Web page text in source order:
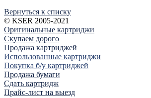
Вернуться к списку
© KSER 2005-2021
Оригинальные картриджи
Скупаем дорого
Продажа картриджей
Использованные картриджи
Покупка б/у картриджей
Продажа бумаги
Сдать картридж
Прайс-лист на выезд